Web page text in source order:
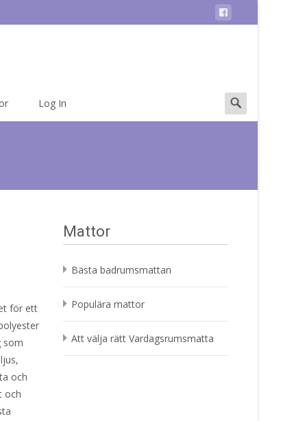
Log In
Search
for:
för ett
som
och
och
Mattor
Bästa badrumsmattan
Populära mattor
Att välja rätt Vardagsrumsmatta